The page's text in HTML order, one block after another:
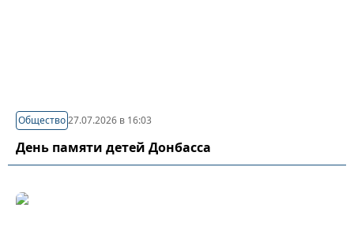
Общество27.07.2026 в 16:03
День памяти детей Донбасса